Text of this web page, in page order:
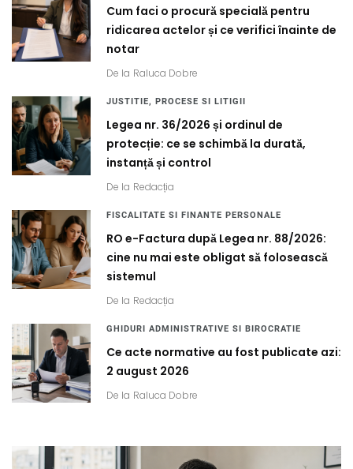
Cum faci o procură specială pentru
ridicarea actelor și ce verifici înainte de
notar
De la Raluca Dobre
JUSTITIE, PROCESE SI LITIGII
Legea nr. 36/2026 și ordinul de
protecție: ce se schimbă la durată,
instanță și control
De la Redacția
FISCALITATE SI FINANTE PERSONALE
RO e-Factura după Legea nr. 88/2026:
cine nu mai este obligat să folosească
sistemul
De la Redacția
GHIDURI ADMINISTRATIVE SI BIROCRATIE
Ce acte normative au fost publicate azi:
2 august 2026
De la Raluca Dobre